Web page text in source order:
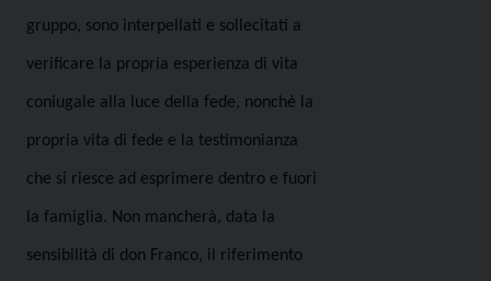
gruppo, sono interpellati e sollecitati a
verificare la propria esperienza di vita
coniugale alla luce della fede, nonchè la
propria vita di fede e la testimonianza
che si riesce ad esprimere dentro e fuori
la famiglia. Non mancherà, data la
sensibilità di don Franco, il riferimento